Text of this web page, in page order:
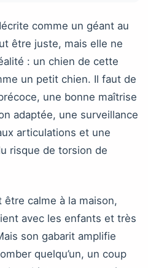
comme un géant au
être juste, mais elle ne
: un chien de cette
un petit chien. Il faut de
une bonne maîtrise
adaptée, une surveillance
articulations et une
risque de torsion de
être calme à la maison,
avec les enfants et très
son gabarit amplifie
quelqu’un, un coup